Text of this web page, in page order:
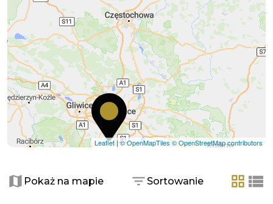
Leaflet|© OpenMapTiles© OpenStreetMap contributors
Pokaż na mapie Sortowanie
tabela